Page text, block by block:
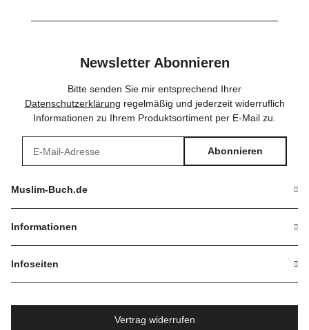
Newsletter Abonnieren
Bitte senden Sie mir entsprechend Ihrer
Datenschutzerklärung regelmäßig und jederzeit widerruflich
Informationen zu Ihrem Produktsortiment per E-Mail zu.
Abonnieren
Muslim-Buch.de
Informationen
Infoseiten
Vertrag widerrufen